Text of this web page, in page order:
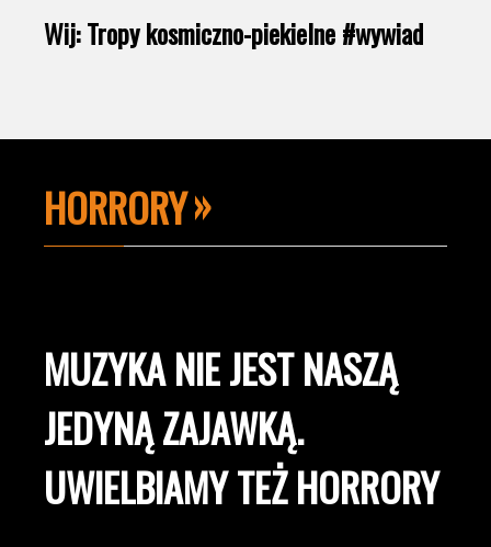
Wij: Tropy kosmiczno-piekielne #wywiad
HORRORY
MUZYKA NIE JEST NASZĄ
JEDYNĄ ZAJAWKĄ.
UWIELBIAMY TEŻ HORRORY